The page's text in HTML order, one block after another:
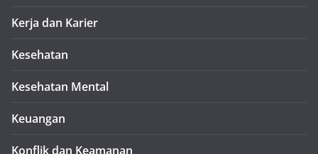
Kerja dan Karier
Kesehatan
Kesehatan Mental
Keuangan
Konflik dan Keamanan